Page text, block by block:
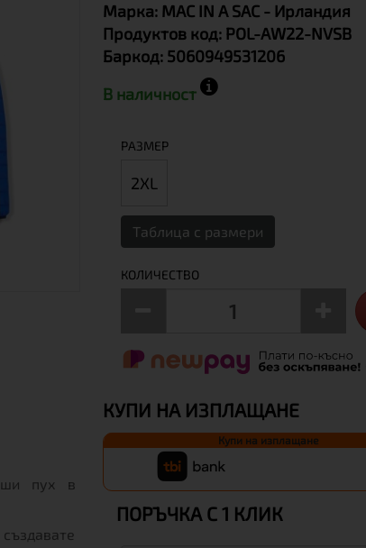
пух в
Марка: MAC IN A SAC - Ирландия
Продуктов код: POL-AW22-NVSB
Баркод: 5060949531206
В наличност
РАЗМЕР
2XL
Таблица с размери
КОЛИЧЕСТВО
КУПИ НА ИЗПЛАЩАНЕ
Купи на изплащане
ПОРЪЧКА С 1 КЛИК